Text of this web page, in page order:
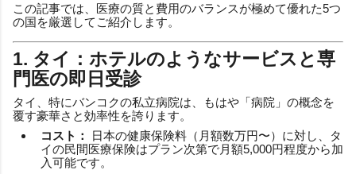
この記事では、医療の質と費用のバランスが極めて優れた5つ
の国を厳選してご紹介します。
1. タイ：ホテルのようなサービスと専
門医の即日受診
タイ、特にバンコクの私立病院は、もはや「病院」の概念を
覆す豪華さと効率性を誇ります。
コスト：
日本の健康保険料（月額数万円〜）に対し、タ
イの民間医療保険はプラン次第で月額5,000円程度から加
入可能です。